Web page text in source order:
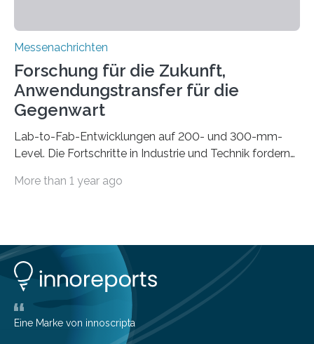
Messenachrichten
Forschung für die Zukunft,
Anwendungstransfer für die
Gegenwart
Lab-to-Fab-Entwicklungen auf 200- und 300-mm-
Level. Die Fortschritte in Industrie und Technik fordern
Mikrochips, sowohl aus technischer, wirtschaftlicher, als
dabei als starker Partner der Industrie etabliert. Das
Serviceangebot umfasst alle Schritte »from lab to fab«
– von der Beratung über die Prozessentwicklung bis hin
zur Pilotfertigung. 300-mm-Prozessanlagen am CNT.
(c) Sebastian Lassak / Fraunhofer IPMS…
More than 1 year ago
Eine Marke von innoscripta